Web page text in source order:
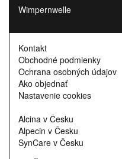
Wimpernwelle
Kontakt
Obchodné podmienky
Ochrana osobných údajov
Ako objednať
Nastavenie cookies
Alcina v Česku
Alpecin v Česku
SynCare v Česku